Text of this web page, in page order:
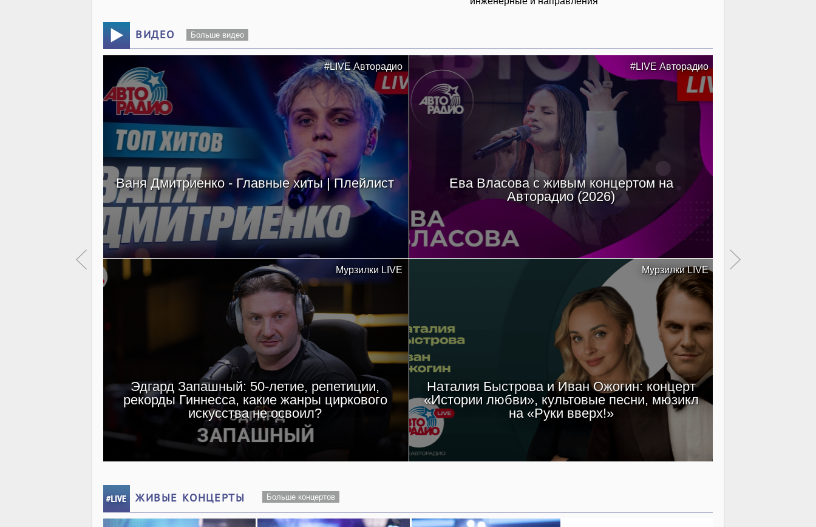
ВИДЕО Больше видео
Ваня Дмитриенко - Главные хиты | Плейлист
#LIVE Авторадио
Ева Власова с живым концертом на
Авторадио (2026)
#LIVE Авторадио
Эдгард Запашный: 50-летие, репетиции,
рекорды Гиннесса, какие жанры циркового
искусства не освоил?
Мурзилки LIVE
Наталия Быстрова и Иван Ожогин: концерт
«Истории любви», культовые песни, мюзикл
на «Руки вверх!»
Мурзилки LIVE
ЖИВЫЕ КОНЦЕРТЫ Больше концертов